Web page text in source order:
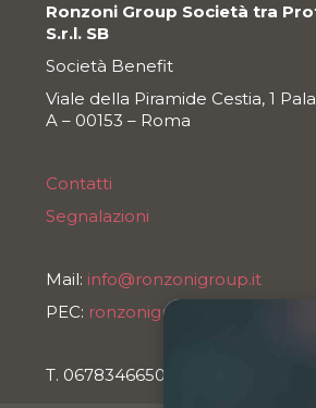
Ronzoni Group Società tra
S.r.l. SB
Società Benefit
Viale della Piramide Cestia, 1
A – 00153 – Roma
Contatti
Segnalazioni
Mail: info@ronzonigroup.it
PEC: ronzonigroupsrl@legalmail.it
T. 0678346650